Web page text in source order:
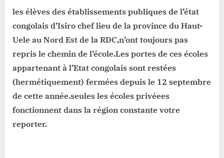
leur
mouvement
de
grève
Isiro
les élèves des établissements publiques de l’état
congolais d’Isiro chef lieu de la province du Haut-
Uele au Nord Est de la RDC,n’ont toujours pas
repris le chemin de l’école.Les portes de ces écoles
appartenant à l’Etat congolais sont restées
(hermétiquement) fermées depuis le 12 septembre
de cette année.seules les écoles privéees
fonctionnent dans la région constante votre
reporter.